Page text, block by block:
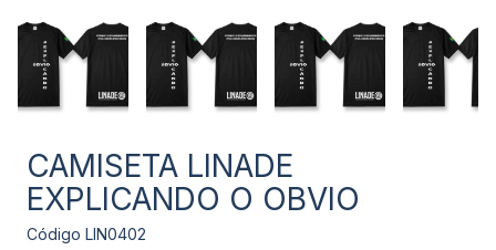
CAMISETA LINADE
EXPLICANDO O OBVIO
Código LIN0402